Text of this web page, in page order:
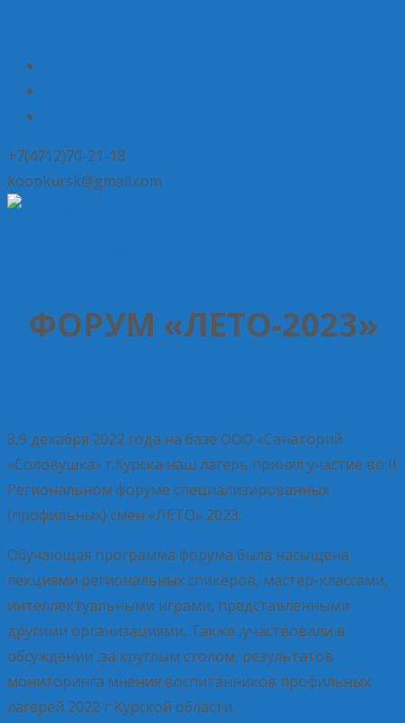
+7(4712)70-21-18
koopkursk@gmail.com
ФОРУМ «ЛЕТО-2023»
8,9 декабря 2022 года на базе ООО «Санаторий
«Соловушка» г.Курска наш лагерь принял участие во II
Региональном форуме специализированных
(профильных) смен «ЛЕТО» 2023.
Обучающая программа форума была насыщена
лекциями региональных спикеров, мастер-классами,
интеллектуальными играми, представленными
другими организациями. Также ,участвовали в
обсуждении ,за круглым столом, результатов
мониторинга мнения воспитанников профильных
лагерей 2022 г Курской области.